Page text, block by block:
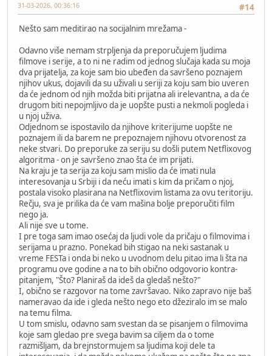
#14
31-03-2026, 00:36:16
Nešto sam meditirao na socijalnim mrežama -
Odavno više nemam strpljenja da preporučujem ljudima
filmove i serije, a to ni ne radim od jednog slučaja kada su moja
dva prijatelja, za koje sam bio ubeđen da savršeno poznajem
njihov ukus, dojavili da su uživali u seriji za koju sam bio uveren
da će jednom od njih možda biti prijatna ali irelevantna, a da će
drugom biti nepojmljivo da je uopšte pusti a nekmoli pogleda i
u njoj uživa.
Odjednom se ispostavilo da njihove kriterijume uopšte ne
poznajem ili da barem ne prepoznajem njihovu otvorenost za
neke stvari. Do preporuke za seriju su došli putem Netflixovog
algoritma - on je savršeno znao šta će im prijati.
Na kraju je ta serija za koju sam mislio da će imati nula
interesovanja u Srbiji i da neću imati s kim da pričam o njoj,
postala visoko plasirana na Netflixovim listama za ovu teritoriju.
Rečju, sva je prilika da će vam mašina bolje preporučiti film
nego ja.
Ali nije sve u tome.
I pre toga sam imao osećaj da ljudi vole da pričaju o filmovima i
serijama u prazno. Ponekad bih stigao na neki sastanak u
vreme FESTa i onda bi neko u uvodnom delu pitao ima li šta na
programu ove godine a na to bih obično odgovorio kontra-
pitanjem, "Što? Planiraš da ideš da gledaš nešto?"
I, obično se razgovor na tome završavao. Niko zapravo nije baš
nameravao da ide i gleda nešto nego eto džeziralo im se malo
na temu filma.
U tom smislu, odavno sam svestan da se pisanjem o filmovima
koje sam gledao pre svega bavim sa ciljem da o tome
razmišljam, da brejnstormujem sa ljudima koji dele ta